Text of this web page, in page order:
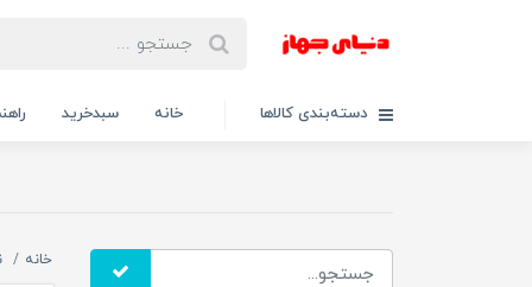
دسته‌بندی کالاها خانه سبدخرید
خانه